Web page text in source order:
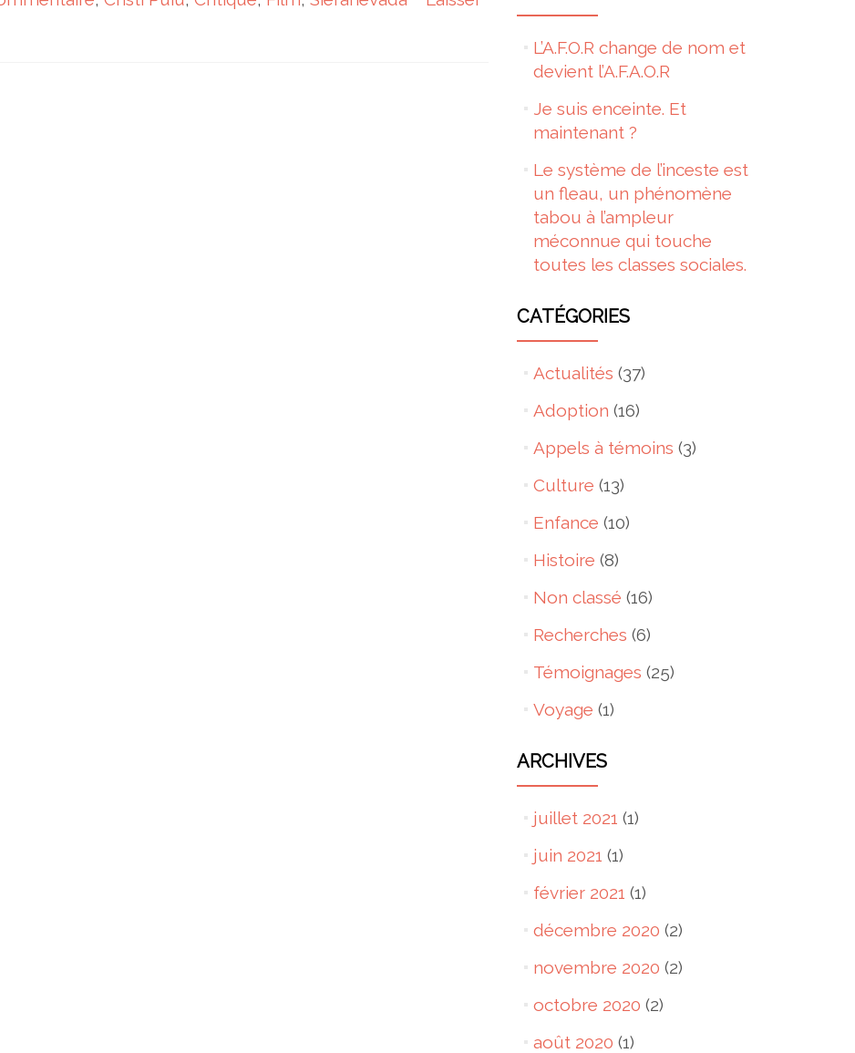
L’A.F.O.R change de nom et
devient l’A.F.A.O.R
Je suis enceinte. Et
maintenant ?
Le système de l’inceste est
un fleau, un phénomène
tabou à l’ampleur
méconnue qui touche
toutes les classes sociales.
CATÉGORIES
Actualités (37)
Adoption (16)
Appels à témoins (3)
Culture (13)
Enfance (10)
Histoire (8)
Non classé (16)
Recherches (6)
Témoignages (25)
Voyage (1)
ARCHIVES
juillet 2021 (1)
juin 2021 (1)
février 2021 (1)
décembre 2020 (2)
novembre 2020 (2)
octobre 2020 (2)
août 2020 (1)